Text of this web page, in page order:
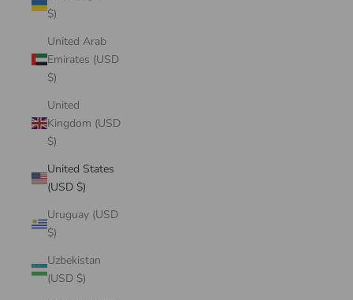
$)
United Arab
Emirates (USD
$)
United
Kingdom (USD
$)
United States
(USD $)
Uruguay (USD
$)
Uzbekistan
(USD $)